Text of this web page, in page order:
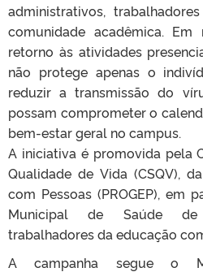
administrativos,
comunidade acadêmica.
retorno às atividades
não protege apenas o
reduzir a transmissão do
possam comprometer o
bem-estar geral no campus.
A iniciativa é promovida pela
Qualidade de Vida (CSQV),
com Pessoas (PROGEP), em
Municipal de Saúde de
trabalhadores da educação
A campanha segue o